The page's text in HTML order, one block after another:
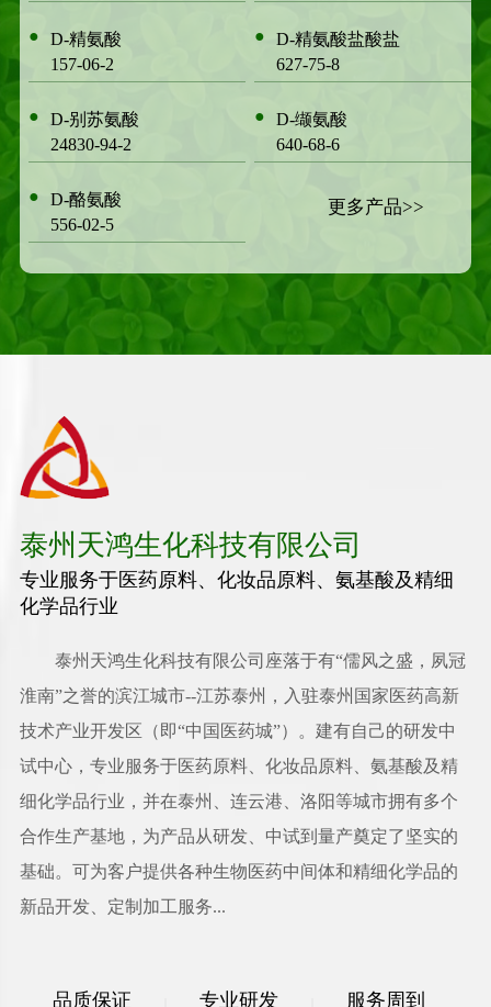
●
D-精氨酸
157-06-2
●
D-精氨酸盐酸盐
627-75-8
●
D-别苏氨酸
24830-94-2
●
D-缬氨酸
640-68-6
●
D-酪氨酸
556-02-5
更多产品>>
泰州天鸿生化科技有限公司
专业服务于医药原料、化妆品原料、氨基酸及精细
化学品行业
泰州天鸿生化科技有限公司 座落于有“儒风之盛，夙冠
淮南”之誉的滨江城市--江苏泰州，入驻泰州国家医药高新
技术产业开发区（即“中国医药城”）。建有自己的研发中
试中心，专业服务于医药原料、化妆品原料、氨基酸及精
细化学品行业，并在泰州、连云港、洛阳等城市拥有多个
合作生产基地，为产品从研发、中试到量产奠定了坚实的
基础。可为客户提供各种生物医药中间体和精细化学品的
新品开发、定制加工服务...
品质保证 专业研发 服务周到